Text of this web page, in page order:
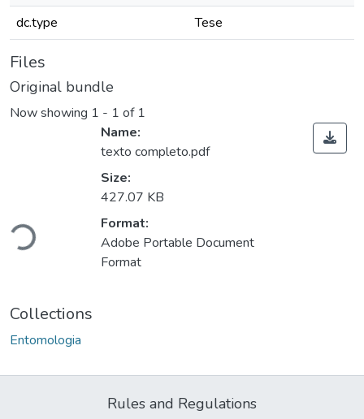
dc.type
Tese
Files
Original bundle
Now showing 1 - 1 of 1
Loading...
Name:
texto completo.pdf
Size:
427.07 KB
Format:
Adobe Portable Document
Format
Collections
Entomologia
Rules and Regulations